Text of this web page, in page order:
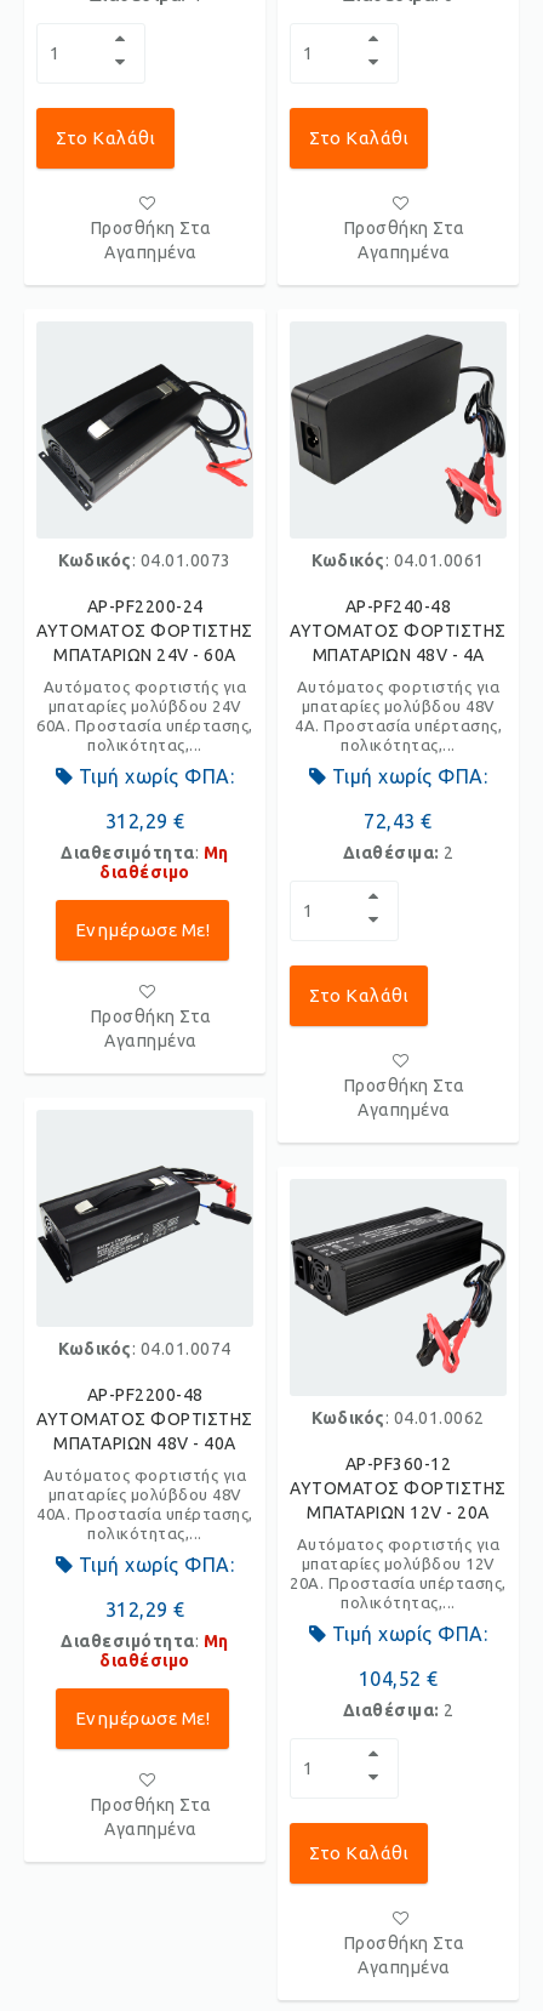
Στο Καλάθι
Προσθήκη Στα
Αγαπημένα
Κωδικός: 04.01.0073
AP-PF2200-24
ΑΥΤΟΜΑΤΟΣ ΦΟΡΤΙΣΤΗΣ
ΜΠΑΤΑΡΙΩΝ 24V - 60Α
Αυτόματος φορτιστής για
μπαταρίες μολύβδου 24V
60Α. Προστασία υπέρτασης,
πολικότητας,...
Τιμή χωρίς ΦΠΑ:
312,29 €
Διαθεσιμότητα: Μη
διαθέσιμο
Ενημέρωσε Με!
Προσθήκη Στα
Αγαπημένα
Κωδικός: 04.01.0074
AP-PF2200-48
ΑΥΤΟΜΑΤΟΣ ΦΟΡΤΙΣΤΗΣ
ΜΠΑΤΑΡΙΩΝ 48V - 40Α
Αυτόματος φορτιστής για
μπαταρίες μολύβδου 48V
40Α. Προστασία υπέρτασης,
πολικότητας,...
Τιμή χωρίς ΦΠΑ:
312,29 €
Διαθεσιμότητα: Μη
διαθέσιμο
Ενημέρωσε Με!
Προσθήκη Στα
Αγαπημένα
Στο Καλάθι
Προσθήκη Στα
Αγαπημένα
Κωδικός: 04.01.0061
AP-PF240-48
ΑΥΤΟΜΑΤΟΣ ΦΟΡΤΙΣΤΗΣ
ΜΠΑΤΑΡΙΩΝ 48V - 4A
Αυτόματος φορτιστής για
μπαταρίες μολύβδου 48V
4Α. Προστασία υπέρτασης,
πολικότητας,...
Τιμή χωρίς ΦΠΑ:
72,43 €
Διαθέσιμα: 2
Στο Καλάθι
Προσθήκη Στα
Αγαπημένα
Κωδικός: 04.01.0062
AP-PF360-12
ΑΥΤΟΜΑΤΟΣ ΦΟΡΤΙΣΤΗΣ
ΜΠΑΤΑΡΙΩΝ 12V - 20A
Αυτόματος φορτιστής για
μπαταρίες μολύβδου 12V
20Α. Προστασία υπέρτασης,
πολικότητας,...
Τιμή χωρίς ΦΠΑ:
104,52 €
Διαθέσιμα: 2
Στο Καλάθι
Προσθήκη Στα
Αγαπημένα